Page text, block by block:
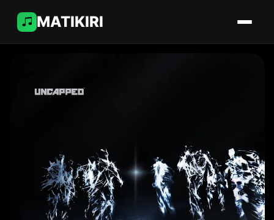
MATIKIRI